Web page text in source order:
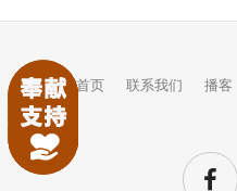
首页 联系我们 播客